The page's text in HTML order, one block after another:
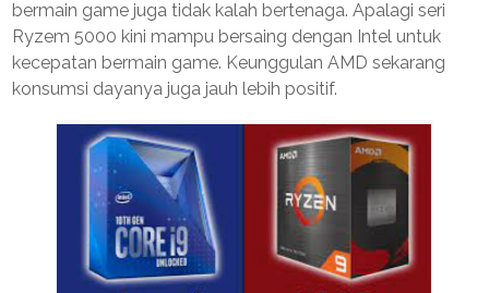
bermain game juga tidak kalah bertenaga. Apalagi seri
Ryzem 5000 kini mampu bersaing dengan Intel untuk
kecepatan bermain game. Keunggulan AMD sekarang
konsumsi dayanya juga jauh lebih positif.